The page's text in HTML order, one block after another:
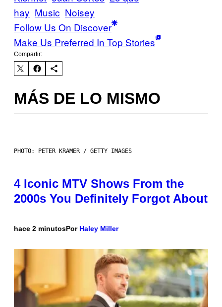
hay Music Noisey
Follow Us On Discover
Make Us Preferred In Top Stories
Compartir:
MÁS DE LO MISMO
PHOTO: PETER KRAMER / GETTY IMAGES
4 Iconic MTV Shows From the
2000s You Definitely Forgot About
hace 2 minutosPor Haley Miller